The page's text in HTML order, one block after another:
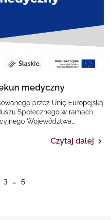
medyczny
przez Unię Europejską
Społecznego w ramach
Województwa
Czytaj dalej
3 … 5